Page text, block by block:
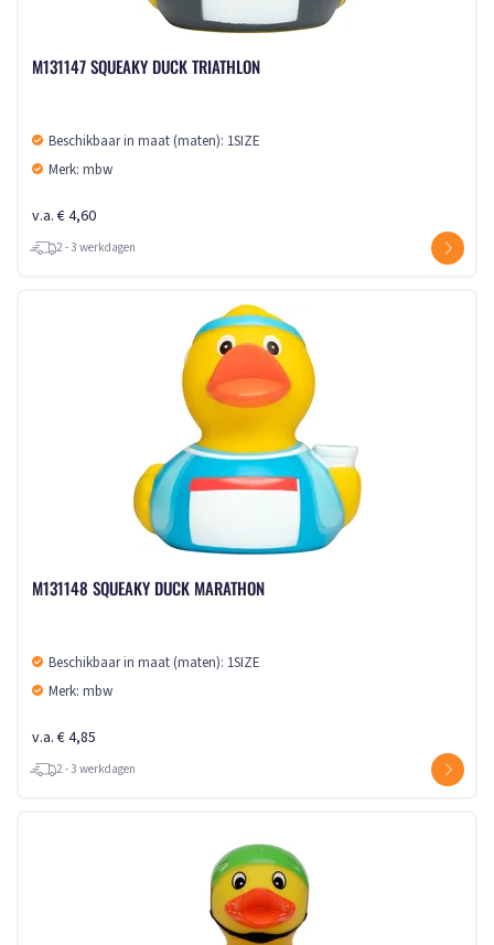
M131147 SQUEAKY DUCK TRIATHLON
Beschikbaar in maat (maten): 1SIZE
Merk: mbw
v.a. € 4,60
2 - 3 werkdagen
M131148 SQUEAKY DUCK MARATHON
Beschikbaar in maat (maten): 1SIZE
Merk: mbw
v.a. € 4,85
2 - 3 werkdagen